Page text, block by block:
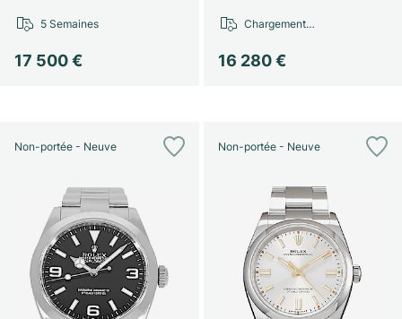
17 500 €
5 Semaines
16 280 €
Chargement…
Non-portée - Neuve Non-portée - Neuve